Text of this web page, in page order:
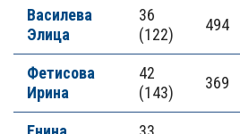
Василева
Элица
36
(122)
494
Фетисова
Ирина
42
(143)
369